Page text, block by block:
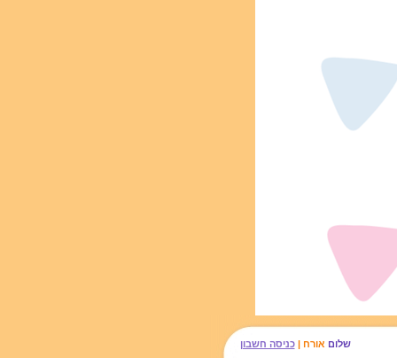
שלום אורח |כניסה חשבון